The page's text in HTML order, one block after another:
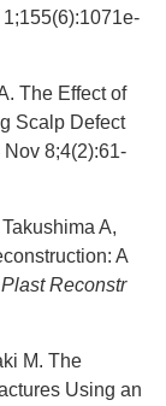
The Effect of
Scalp Defect
Nov 8;4(2):61-
A,
A
Reconstr
M. The
Using an